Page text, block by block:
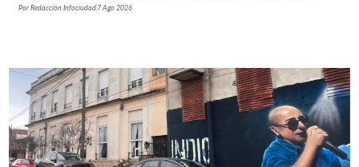
PorRedacción Infociudad 7 Ago 2026